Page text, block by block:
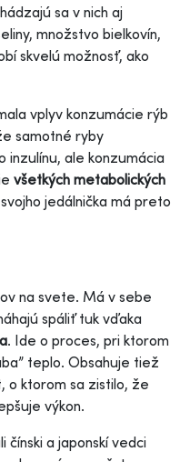
sa v nich aj
množstvo bielkovín,
skvelú možnosť, ako
vplyv konzumácie rýb
samotné ryby
inzulínu, ale konzumácia
všetkých metabolických
jedálnička má preto
na svete. Má v sebe
spáliť tuk vďaka
. Ide o proces, pri ktorom
teplo. Obsahuje tiež
o ktorom sa zistilo, že
výkon.
a japonskí vedci